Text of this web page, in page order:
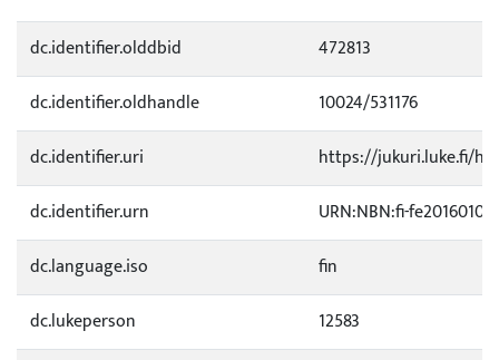
dc.identifier.olddbid
472813
dc.identifier.oldhandle
10024/531176
dc.identifier.uri
https://jukuri.luke.fi/
dc.identifier.urn
URN:NBN:fi-
dc.language.iso
fin
dc.lukeperson
12583